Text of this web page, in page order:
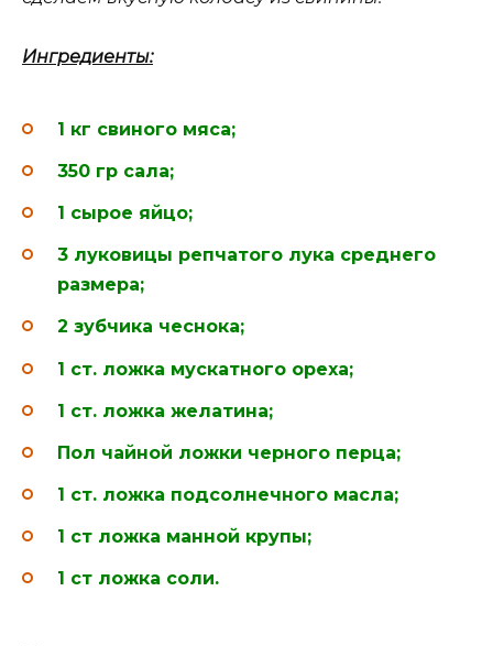
Ингредиенты:
1 кг свиного мяса;
350 гр сала;
1 сырое яйцо;
3 луковицы репчатого лука среднего
размера;
2 зубчика чеснока;
1 ст. ложка мускатного ореха;
1 ст. ложка желатина;
Пол чайной ложки черного перца;
1 ст. ложка подсолнечного масла;
1 ст ложка манной крупы;
1 ст ложка соли.